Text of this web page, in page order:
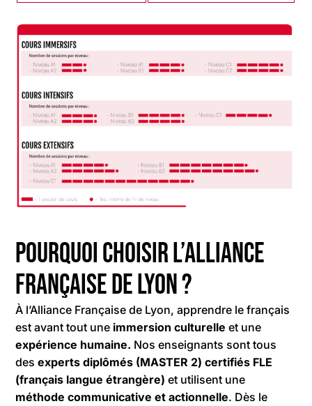
Pourquoi choisir l’Alliance
Française de Lyon ?
À l’Alliance Française de Lyon, apprendre le français
est avant tout une immersion culturelleet une
expérience humaine. Nos enseignants sont tous
desexperts diplômés (MASTER 2) certifiés FLE
(français langue étrangère)et utilisent une
méthode communicative et actionnelle. Dès le